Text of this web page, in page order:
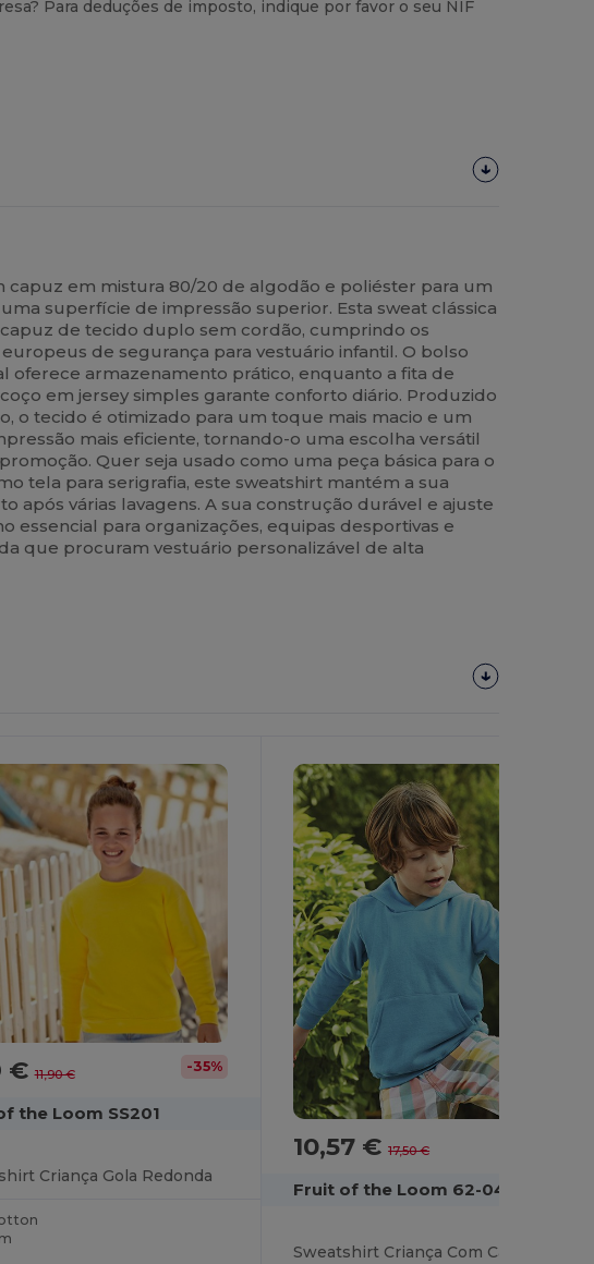
Para deduções de imposto, indique por favor o seu NIF
capuz em mistura 80/20 de algodão e poliéster para um
superfície de impressão superior. Esta sweat clássica
de tecido duplo sem cordão, cumprindo os
de segurança para vestuário infantil. O bolso
oferece armazenamento prático, enquanto a fita de
em jersey simples garante conforto diário. Produzido
o tecido é otimizado para um toque mais macio e um
mais eficiente, tornando-o uma escolha versátil
Quer seja usado como uma peça básica para o
tela para serigrafia, este sweatshirt mantém a sua
após várias lavagens. A sua construção durável e ajuste
essencial para organizações, equipas desportivas e
que procuram vestuário personalizável de alta
€11,90 € -35%
the Loom SS201
Criança Gola Redonda
10,57 €17,50 €
Fruit of the Loom 62-043-0
Sweatshirt Criança Com Capuz